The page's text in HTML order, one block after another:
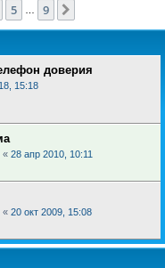
5 9
доверия
15:18
« 28 апр 2010, 10:11
« 20 окт 2009, 15:08